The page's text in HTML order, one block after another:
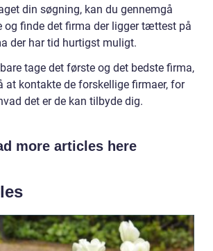
din søgning, kan du gennemgå
og finde det firma der ligger tættest på
der har tid hurtigst muligt.
tage det første og det bedste firma,
at kontakte de forskellige firmaer, for
det er de kan tilbyde dig.
more articles here